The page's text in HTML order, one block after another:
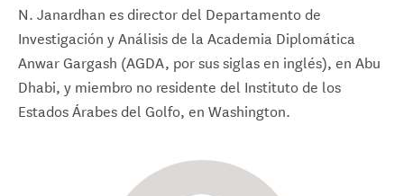
N. Janardhan es director del Departamento de
Investigación y Análisis de la Academia Diplomática
Anwar Gargash (AGDA, por sus siglas en inglés), en Abu
Dhabi, y miembro no residente del Instituto de los
Estados Árabes del Golfo, en Washington.